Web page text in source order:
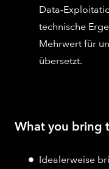
technische
Mehrwert für
übersetzt.
What you bring
Idealerweise